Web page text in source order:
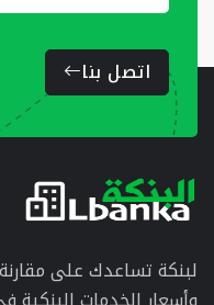
اتصل بنا
لبنكة تساعدك على مقارنة